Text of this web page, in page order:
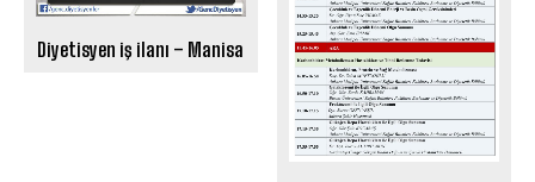
Diyetisyen iş ilanı – Manisa